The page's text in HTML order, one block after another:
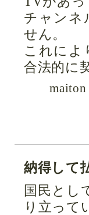
チャンネ
せん。
これによ
合法的に
納得して
国民とし
り立って